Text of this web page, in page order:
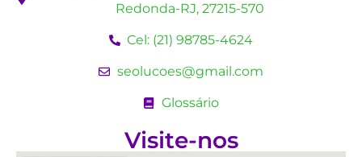
Redonda-RJ, 27215-570
Cel: (21) 98785-4624
seolucoes@gmail.com
Glossário
Visite-nos